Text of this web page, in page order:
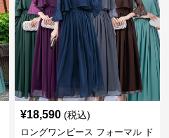
¥18,590 (税込)
ロングワンピース フォーマル ド